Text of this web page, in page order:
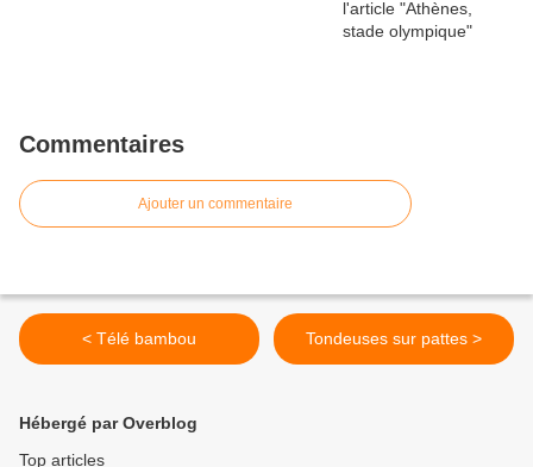
Commentaires
Ajouter un commentaire
< Télé bambou Tondeuses sur pattes >
Hébergé par Overblog
Top articles